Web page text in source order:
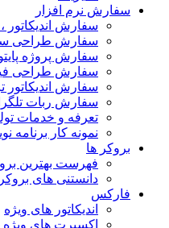
سفارش نرم افزار
سفارش اندیکاتور
سفارش طراحی
سفارش پروژه
سفارش طراحی
سفارش اندیکاتور
سفارش ربات
تعرفه و خدمات
نمونه کار برنامه
بروکر ها
فهرست بهترین
دانستنی های
فارکس
اندیکاتور های ویژه
اکسپرت های ویژه